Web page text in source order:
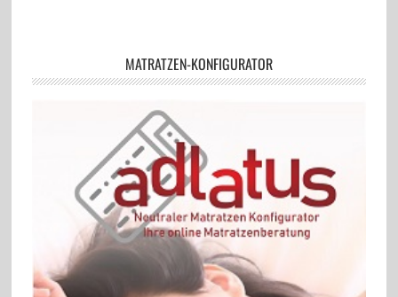
MATRATZEN-KONFIGURATOR